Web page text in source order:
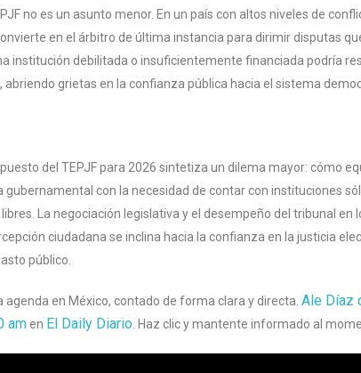
no es un asunto menor. En un país con altos niveles de
en el árbitro de última instancia para dirimir disputas
institución debilitada o insuficientemente financiada podría
abriendo grietas en la confianza pública hacia el sistema
del TEPJF para 2026 sintetiza un dilema mayor: cómo
gubernamental con la necesidad de contar con instituciones
La negociación legislativa y el desempeño del tribunal en
ciudadana se inclina hacia la confianza en la justicia
público.
agenda en México, contado de forma clara y directa. Ale Díaz
amen El Daily Diario . Haz clic y mantente informado al